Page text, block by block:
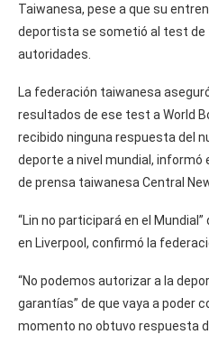
Taiwanesa, pese a que su
deportista se sometió al test de
autoridades.
La federación taiwanesa
resultados de ese test a World
recibido ninguna respuesta del
deporte a nivel mundial, informó
de prensa taiwanesa Central
“Lin no participará en el
en Liverpool, confirmó la
“No podemos autorizar a la
garantías” de que vaya a poder
momento no obtuvo respuesta